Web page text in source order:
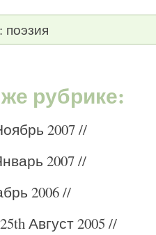
поэзия
рубрике:
2007 //
2007 //
2006 //
Август 2005 //